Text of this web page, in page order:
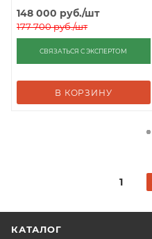
148 000 руб./шт
177 700руб./шт
СВЯЗАТЬСЯ С ЭКСПЕРТОМ
В КОРЗИНУ
1
КАТАЛОГ